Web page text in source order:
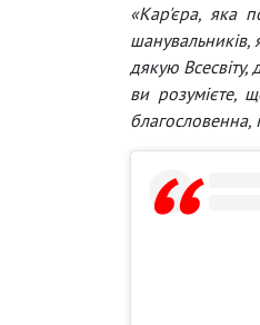
«Кар'єра, яка
шанувальників,
дякую
ви розумієте,